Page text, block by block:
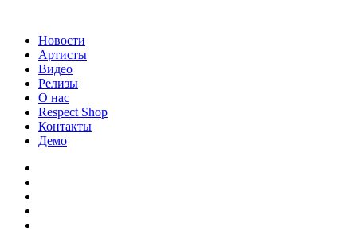
Новости
Артисты
Видео
Релизы
О нас
Respect Shop
Контакты
Демо